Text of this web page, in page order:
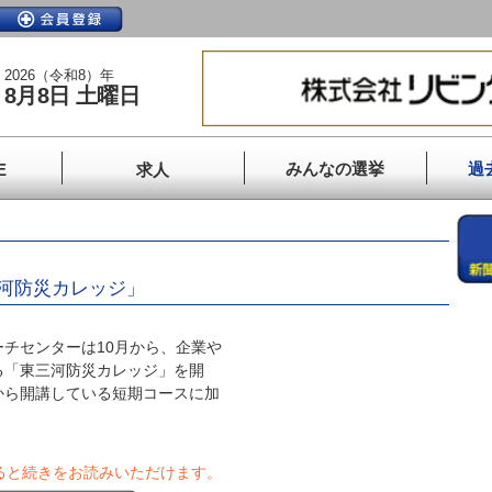
2026（令和8）年
8月8日 土曜日
求人 みんなの選挙 過
防災カレッジ」
センターは10月から、企業や
東三河防災カレッジ」を開
開講している短期コースに加
続きをお読みいただけます。